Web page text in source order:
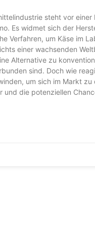
steht vor einer
Es widmet sich der
Verfahren, um Käse im
einer wachsenden
Alternative zu
sind. Doch wie
um sich im Markt zu
und die potenziellen